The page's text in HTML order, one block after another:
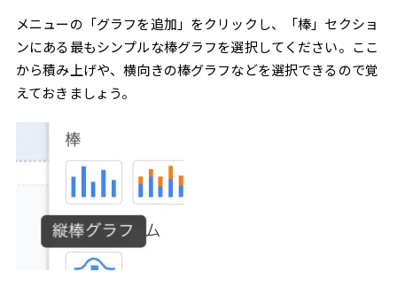
メニューの「グラフを追加」をクリックし、「棒」セクショ
ンにある最もシンプルな棒グラフを選択してください。ここ
から積み上げや、横向きの棒グラフなどを選択できるので覚
えておきましょう。